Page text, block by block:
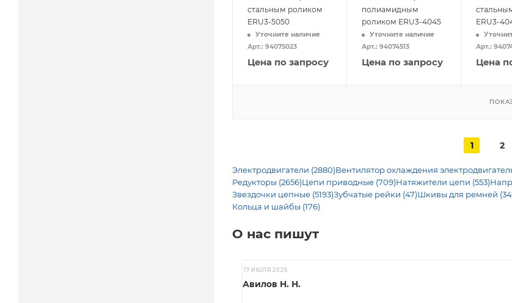
стальным роликом
ERU3-5050
Уточните наличие
Арт.: 94075023
Цена по запросу
полиамидным
роликом ERU3-4045
Уточните наличие
Арт.: 94074513
Цена по запросу
ERU3-
Арт.:
Цена
1 2
Электродвигатели (2880)Вентилятор охлаждения
Редукторы (2656)Цепи приводные (709)Натяжители цепи (553)
Звездочки цепные (5193)Зубчатые рейки (47)Шкивы для ремней
Кольца и шайбы (176)
О нас пишут
17 ИЮЛЯ 2025
Авилов Н. Н.